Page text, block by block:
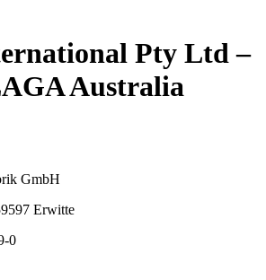
Pty Ltd –
Australia
GmbH
Erwitte
0